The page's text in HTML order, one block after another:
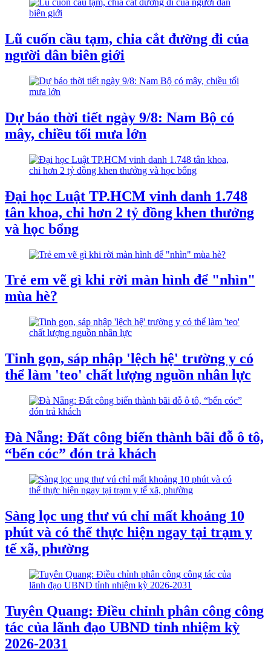
Lũ cuốn cầu tạm, chia cắt đường đi của
người dân biên giới
Dự báo thời tiết ngày 9/8: Nam Bộ có
mây, chiều tối mưa lớn
Đại học Luật TP.HCM vinh danh 1.748
tân khoa, chi hơn 2 tỷ đồng khen thưởng
và học bổng
Trẻ em vẽ gì khi rời màn hình để "nhìn"
mùa hè?
Tinh gọn, sáp nhập 'lệch hệ' trường y có
thể làm 'teo' chất lượng nguồn nhân lực
Đà Nẵng: Đất công biến thành bãi đỗ ô tô,
“bến cóc” đón trả khách
Sàng lọc ung thư vú chỉ mất khoảng 10
phút và có thể thực hiện ngay tại trạm y
tế xã, phường
Tuyên Quang: Điều chỉnh phân công công
tác của lãnh đạo UBND tỉnh nhiệm kỳ
2026-2031